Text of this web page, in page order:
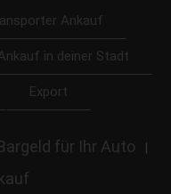
Ankauf
in deiner Stadt
Export
für Ihr Auto |